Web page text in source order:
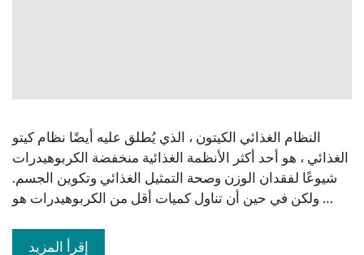
النظام الغذائي الكيتون ، الذي يُطلق عليه أيضًا نظام كيتو
الغذائي ، هو أحد أكثر الأنظمة الغذائية منخفضة الكربوهيدرات
شيوعًا لفقدان الوزن وصحة التمثيل الغذائي وتكوين الجسم.
ولكن في حين أن تناول كميات أقل من الكربوهيدرات هو …
إقرأ المزيد